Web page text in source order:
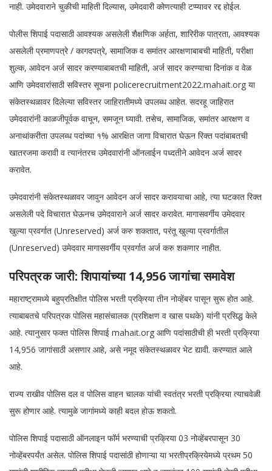
नाही. उमेदवाराने चुकीची माहिती दिल्यास, उमेदवारी कोणत्याही टप्प्यावर रद्द होईल.
पोलीस शिपाई पदासाठी आवश्यक असलेली शैक्षणिक अर्हता, शारिरीक पात्रता, आवश्यक
असलेली प्रमाणपत्रे / कागदपत्रे, सामाजिक व समांतर आरक्षणाबाबची माहिती, परीक्षा
शुल्क, आवेदन अर्ज सादर करण्याबाबतची माहिती, अर्ज सादर करण्याचा दिनांक व वेळ
आणि उमेदवारांसाठी सविस्तर सूचना policerecruitment2022.mahait.org या
संकेतस्थळावर दिलेल्या सविस्तर जाहिरातीमध्ये उपलब्ध आहेत. सदरहू जाहिरात
उमेदवारांनी काळजीपूर्वक वाचून, समजून घ्यावी. तसेच, सामाजिक, समांतर आरक्षण व
अनाथांकरीता उपलब्ध पदांच्या १% आरक्षित जागा विचारात घेऊन रिक्त पदांबाबतची
खातरजमा करावी व त्यानंतरच उमेदवारांनी ऑनलाईन पध्दतीने आवेदन अर्ज सादर
करावेत.
उमेदवारांनी संकेतस्थळावर जावुन आवेदन अर्ज सादर करावयाचा आहे, त्या घटकात रिक्त
असलेली पदे विचारात घेऊनच उमेदवाराने अर्ज सादर करावेत. मागासवर्गीय उमेदवार
खुल्या प्रवर्गात (Unreserved) अर्ज करु शकतात, परंतू खुल्या प्रवर्गातील
(Unreserved) उमेदवार मागासवर्गीय प्रवर्गात अर्ज करु शकणार नाहीत.
परिपत्रक जारी: शिपायांच्या 14,956 जागांचा समावेश
महाराष्ट्रामध्ये बहुप्रतिक्षीत पोलिस भरती प्रक्रिया तीन नोव्हेंबर पासून सुरू होत आहे.
त्याबाबतचे परिपत्रक पोलिस महासंचालक (प्रशिक्षण व खास पथके) यांनी प्रसिद्ध केले
आहे. त्यानुसार फक्त पोलिस शिपाई mahait.org आणि पदांसाठीची ही भरती प्रक्रिया
14,956 जागांसाठी असणार आहे, असे नमूद संकेतस्थळावर भेट द्यावी. करण्यात आले
आहे.
राज्य राखीव पोलिस दल व पोलिस वाहन चालक यांची स्वतंत्र भरती प्रक्रिया त्याचवेळी
सुरू होणार आहे. त्यामुळे जागांमध्ये काही बदल होऊ शकतो.
पोलिस शिपाई पदासाठी ऑनलाइन फॉर्म भरण्याची प्रक्रिया 03 नोव्हेंबरपासून 30
नोव्हेंबरपर्यंत असेल. पोलिस शिपाई पदासांठी होणाऱ्या या भरतीप्रक्रियेमध्ये प्रथम 50